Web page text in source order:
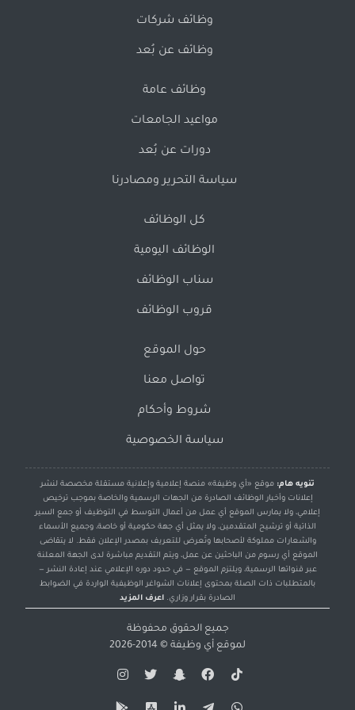
وظائف شركات
وظائف عن بُعد
وظائف عامة
مواعيد الجامعات
دورات عن بُعد
سياسة التحرير ومصادرنا
كل الوظائف
الوظائف اليومية
سناب الوظائف
قروب الوظائف
حول الموقع
تواصل معنا
شروط وأحكام
سياسة الخصوصية
تنويه هام: موقع «أي وظيفة» منصة إعلامية وإعلانية مستقلة مخصصة لنشر
إعلانات وأخبار الوظائف الصادرة من الجهات الرسمية والخاصة بموجب ترخيص
إعلامي، ولا يمارس الموقع أي عمل من أعمال التوسط في التوظيف أو جمع السير
الذاتية أو ترشيح المتقدمين، ولا يمثل أي جهة حكومية أو خاصة، وجميع الأسماء
والشعارات مملوكة لأصحابها وتُعرض للتعريف بمصدر الإعلان فقط. لا يتقاضى
الموقع أي رسوم من الباحثين عن عمل، ويتم التقديم مباشرة لدى الجهة المعلنة
عبر قنواتها الرسمية، ويلتزم الموقع — في حدود دوره الإعلامي عند إعادة النشر —
بالمتطلبات ذات الصلة بمحتوى إعلانات الشواغر الوظيفية الواردة في الضوابط
الصادرة بقرار وزاري. اعرف المزيد
جميع الحقوق محفوظة
لموقع أي وظيفة © 2014-2026